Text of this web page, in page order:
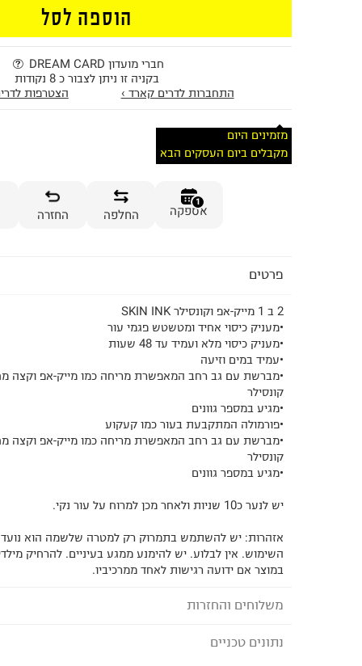
הוספה לסל
חברי מועדון DREAM CARD
בקניה זו ניתן לצבור כ 8 נקודות
התחברות לדרים קארד ›
הצטרפות
מזמינים היום
מקבלים ביום העסקים הבא
1
אספקה החלפה החזרה
פרטים
2 ב 1 מייק-אפ וקונסילר SKIN INK
•מעניק כיסוי אחיד ומטשטש פגמי עור
•מעניק כיסוי מלא ועמיד עד 48 שעות
•עמיד במים וזיעה
•מברשת עם גב רחב המאפשרת מריחה כמו מייק-אפ וקצה
קונסילר
•מגיע במספר גוונים
•פורמולה המתקבעת בעור כמו קעקוע
•מברשת עם גב רחב המאפשרת מריחה כמו מייק-אפ וקצה
קונסילר
•מגיע במספר גוונים
יש לנער כ10 שניות ולאחר מכן למרוח על עור נקי.
אזהרות: יש להשתמש בתמרוק רק למטרה שלשמה הוא
השימוש. אין לבלוע. יש להימנע ממגע בעיניים. להרחיק
במוצר אם ידועה רגישות לאחד ממרכיביו.
משלוחים והחזרות
לבחירת בשיטת המשלוח המתאימה לכם,
נתונים טכניים